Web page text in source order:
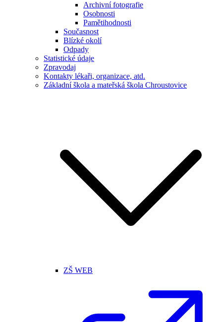
Archivní fotografie
Osobnosti
Pamětihodnosti
Současnost
Blízké okolí
Odpady
Statistické údaje
Zpravodaj
Kontakty lékaři, organizace, atd.
Základní škola a mateřská škola Chroustovice
ZŠ WEB